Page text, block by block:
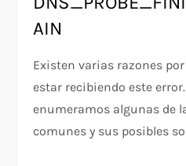
AIN
Existen varias razones
estar recibiendo este
enumeramos algunas de
comunes y sus posibles